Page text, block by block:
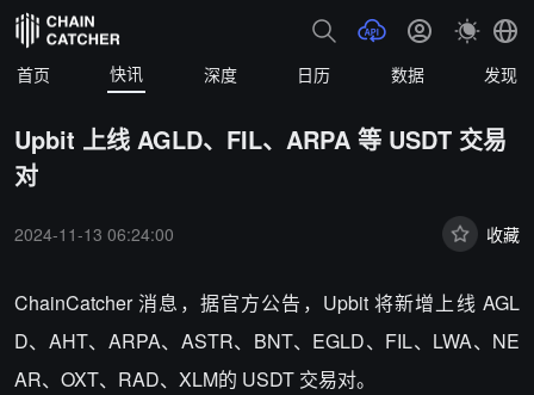
首页 快讯 深度 日历 数据 发现
Upbit 上线 AGLD、FIL、ARPA 等 USDT 交易
对
2024-11-13 06:24:00 收藏
ChainCatcher 消息， 据官方公告，Upbit 将新增上线 AGL
D、AHT、ARPA、ASTR、BNT、EGLD、FIL、LWA、NE
AR、OXT、RAD、XLM的 USDT 交易对。